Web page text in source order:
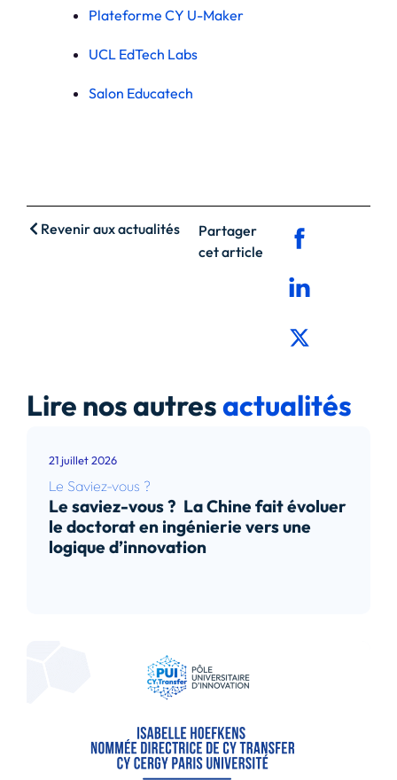
Plateforme CY U-Maker
UCL EdTech Labs
Salon Educatech
Revenir aux actualités
Partager
cet article
Lire nos autresactualités
21 juillet 2026
Le Saviez-vous ?
Le saviez-vous ? La Chine fait évoluer
le doctorat en ingénierie vers une
logique d’innovation